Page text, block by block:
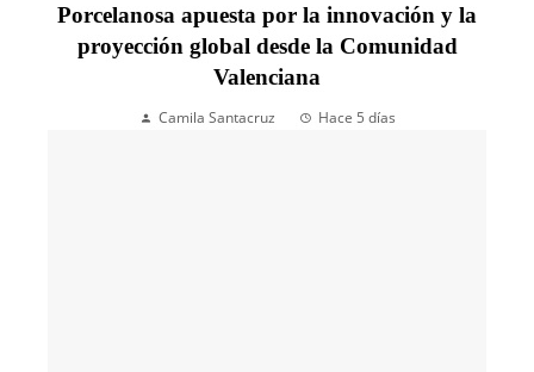
Porcelanosa apuesta por la innovación y la
proyección global desde la Comunidad
Valenciana
Camila Santacruz Hace 5 días